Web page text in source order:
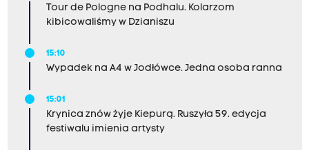
Tour de Pologne na Podhalu. Kolarzom
kibicowaliśmy w Dzianiszu
15:10
Wypadek na A4 w Jodłówce. Jedna osoba ranna
15:01
Krynica znów żyje Kiepurą. Ruszyła 59. edycja
festiwalu imienia artysty